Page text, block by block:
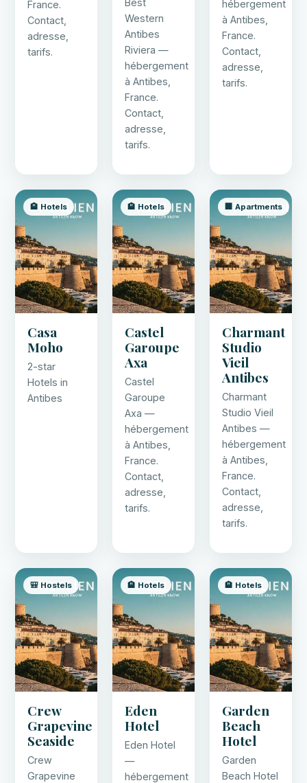
France.
Contact,
adresse,
tarifs.
Best
Western
Antibes
Riviera —
hébergement
à Antibes,
France.
Contact,
adresse,
tarifs.
hébergement
à Antibes,
France.
Contact,
adresse,
tarifs.
🏨 Hotels
Casa
Moho
2-star
Hotels in
Antibes
🏨 Hotels
Castel
Garoupe
Axa
Castel
Garoupe
Axa —
hébergement
à Antibes,
France.
Contact,
adresse,
tarifs.
🏢 Apartments
Charmant
Studio
Vieil
Antibes
Charmant
Studio Vieil
Antibes —
hébergement
à Antibes,
France.
Contact,
adresse,
tarifs.
🎒 Hostels
Crew
Grapevine
Seaside
Crew
Grapevine
🏨 Hotels
Eden
Hotel
Eden Hotel
—
hébergement
🏨 Hotels
Garden
Beach
Hotel
Garden
Beach Hotel